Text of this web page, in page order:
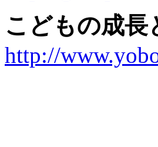
こどもの成長
http://